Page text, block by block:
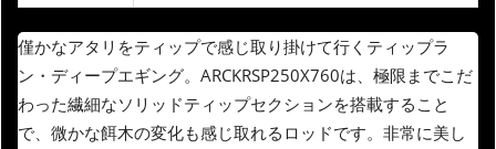
僅かなアタリをティップで感じ取り掛けて行くティップラ
ン・ディープエギング。ARCKRSP250X760は、極限までこだ
わった繊細なソリッドティップセクションを搭載すること
で、微かな餌木の変化も感じ取れるロッドです。非常に美し